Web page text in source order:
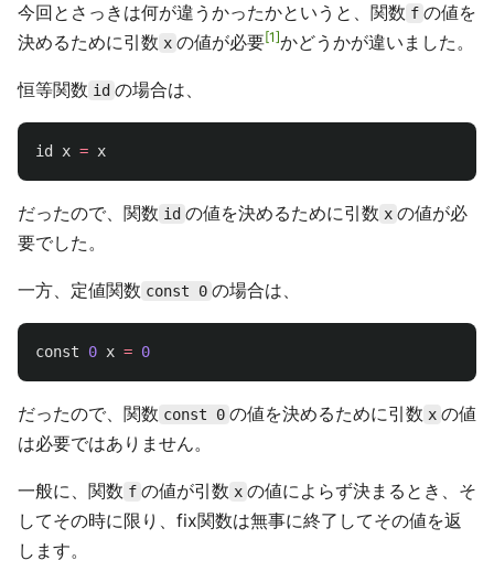
今回とさっきは何が違うかったかというと、関数 f の値を
決めるために引数 x の値が必要 1 かどうかが違いました。
恒等関数 id の場合は、
id x = x
だったので、関数 id の値を決めるために引数 x の値が必
要でした。
一方、定値関数 const 0 の場合は、
const 0 x = 0
だったので、関数 const 0 の値を決めるために引数 x の値
は必要ではありません。
一般に、関数 f の値が引数 x の値によらず決まるとき、そ
してその時に限り、fix関数は無事に終了してその値を返
します。